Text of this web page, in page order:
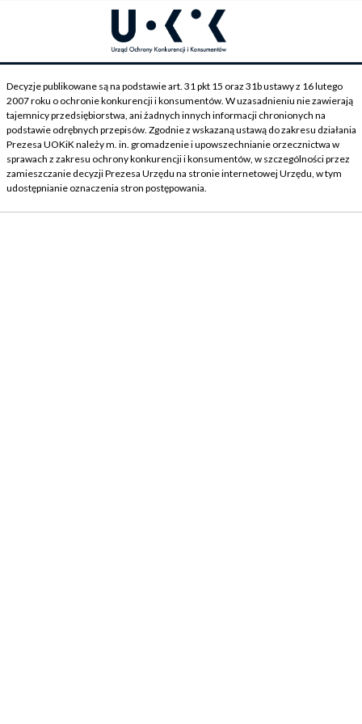
Decyzje publikowane są na podstawie art. 31 pkt 15 oraz 31b ustawy z 16 lutego
2007 roku o ochronie konkurencji i konsumentów. W uzasadnieniu nie zawierają
tajemnicy przedsiębiorstwa, ani żadnych innych informacji chronionych na
podstawie odrębnych przepisów. Zgodnie z wskazaną ustawą do zakresu działania
Prezesa UOKiK należy m. in. gromadzenie i upowszechnianie orzecznictwa w
sprawach z zakresu ochrony konkurencji i konsumentów, w szczególności przez
zamieszczanie decyzji Prezesa Urzędu na stronie internetowej Urzędu, w tym
udostępnianie oznaczenia stron postępowania.